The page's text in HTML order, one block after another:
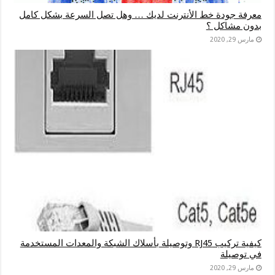
معرفة جودة خط الأنترنت لديك … وهل تصل السرعة بشكل كامل
بدون مشاكل ؟
مارس 29, 2020
كيفية تركيب RJ45 وتوصيلة بأسلاك الشبكة والمعدات المستخدمة
في توصيلة
مارس 29, 2020